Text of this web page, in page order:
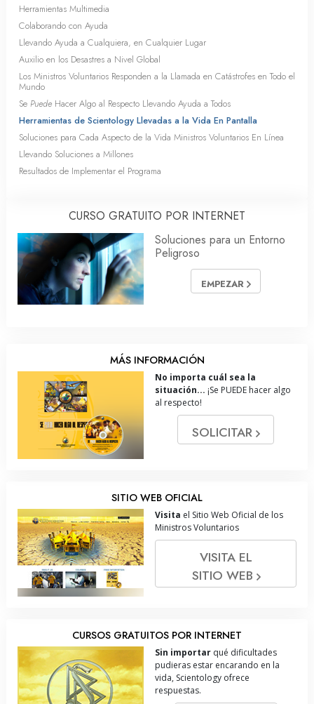
Herramientas Multimedia
Colaborando con Ayuda
Llevando Ayuda a Cualquiera, en Cualquier Lugar
Auxilio en los Desastres a Nivel Global
Los Ministros Voluntarios Responden a la Llamada en Catástrofes en Todo el
Mundo
Se Puede Hacer Algo al Respecto Llevando Ayuda a Todos
Herramientas de Scientology Llevadas a la Vida En Pantalla
Soluciones para Cada Aspecto de la Vida Ministros Voluntarios En Línea
Llevando Soluciones a Millones
Resultados de Implementar el Programa
CURSO GRATUITO POR INTERNET
Soluciones para un Entorno
Peligroso
EMPEZAR
MÁS INFORMACIÓN
No importa cuál sea la
situación... ¡Se PUEDE hacer algo
al respecto!
SOLICITAR
SITIO WEB OFICIAL
Visita el Sitio Web Oficial de los
Ministros Voluntarios
VISITA EL
SITIO WEB
CURSOS GRATUITOS POR INTERNET
Sin importar qué dificultades
pudieras estar encarando en la
vida, Scientology ofrece
respuestas.